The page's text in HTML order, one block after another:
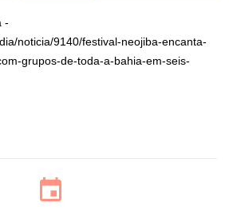
-
noticia/9140/festival-neojiba-encanta-
grupos-de-toda-a-bahia-em-seis-